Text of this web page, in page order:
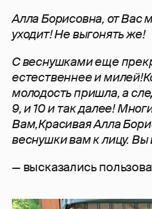
Алла Борисовна, от Вас
уходит! Не выгонять же!
С веснушками еще
естественнее и милей!
молодость пришла, а
9, и 10 и так далее!
Вам,Красивая Алла
веснушки вам к лицу. Вы
— высказались